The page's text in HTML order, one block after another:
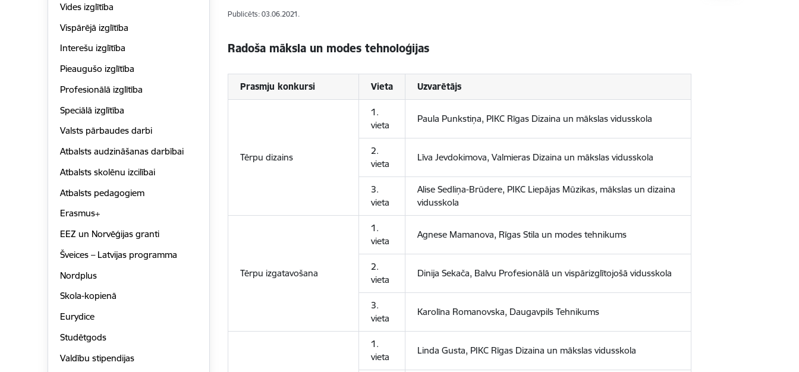
Vides izglītība
Vispārējā izglītība
Interešu izglītība
Pieaugušo izglītība
Profesionālā izglītība
Speciālā izglītība
Valsts pārbaudes darbi
Atbalsts audzināšanas darbībai
Atbalsts skolēnu izcilībai
Atbalsts pedagogiem
Erasmus+
EEZ un Norvēģijas granti
Šveices – Latvijas programma
Nordplus
Skola-kopienā
Eurydice
Studētgods
Valdību stipendijas
Publicēts: 03.06.2021.
Radoša māksla un modes tehnoloģijas
Prasmju konkursi Vieta Uzvarētājs
Tērpu dizains
1.
vieta
Paula Punkstiņa, PIKC Rīgas Dizaina un mākslas vidusskola
2.
vieta
Līva Jevdokimova, Valmieras Dizaina un mākslas vidusskola
3.
vieta
Alise Sedliņa-Brūdere, PIKC Liepājas Mūzikas, mākslas un dizaina
vidusskola
Tērpu izgatavošana
1.
vieta
Agnese Mamanova, Rīgas Stila un modes tehnikums
2.
vieta
Dinija Sekača, Balvu Profesionālā un vispārizglītojošā vidusskola
3.
vieta
Karolīna Romanovska, Daugavpils Tehnikums
1.
vieta
Linda Gusta, PIKC Rīgas Dizaina un mākslas vidusskola